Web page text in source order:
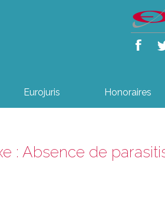
Eurojuris Honoraires
: Absence de